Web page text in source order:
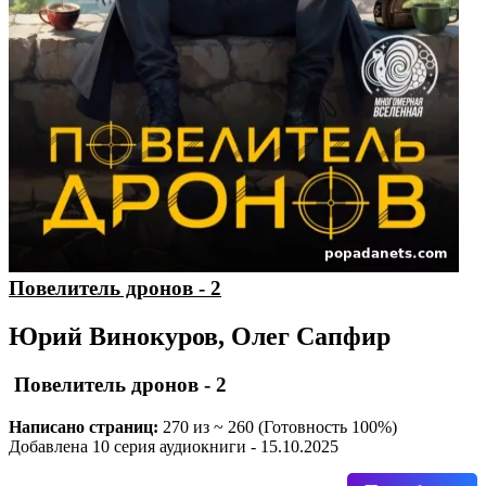
Повелитель дронов - 2
Юрий Винокуров, Олег Сапфир
Повелитель дронов - 2
Написано страниц: 270 из ~ 260 (Готовность 100%)
Добавлена 10 серия аудиокниги - 15.10.2025